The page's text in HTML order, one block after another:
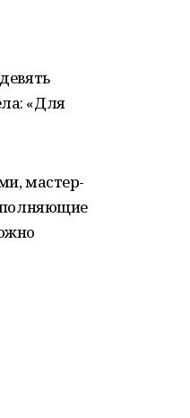
«Для
мастер-